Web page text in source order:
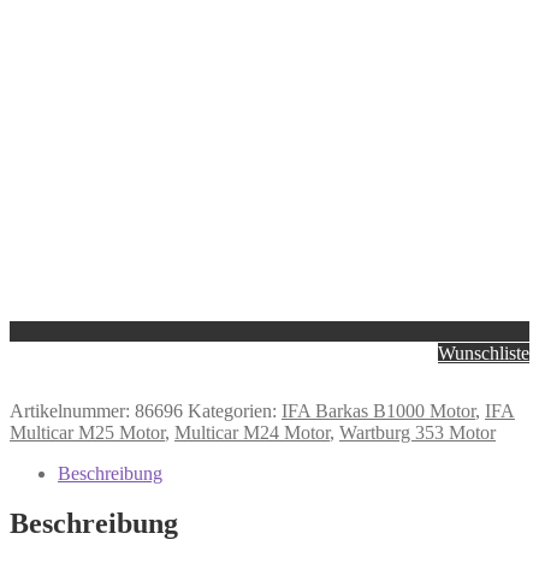
Wunschliste
Artikelnummer: 86696 Kategorien: IFA Barkas B1000 Motor, IFA
Multicar M25 Motor, Multicar M24 Motor, Wartburg 353 Motor
Beschreibung
Beschreibung